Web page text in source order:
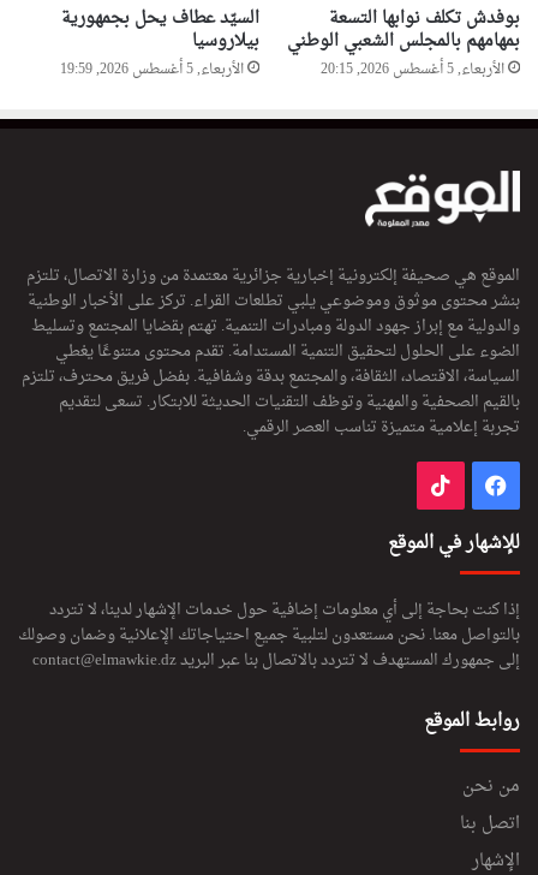
بوفدش تكلف نوابها التسعة
بمهامهم بالمجلس الشعبي الوطني
الأربعاء, 5 أغسطس 2026, 20:15
السيّد عطاف يحل بجمهورية
بيلاروسيا
الأربعاء, 5 أغسطس 2026, 19:59
الموقع هي صحيفة إلكترونية إخبارية جزائرية معتمدة من وزارة الاتصال، تلتزم
بنشر محتوى موثوق وموضوعي يلبي تطلعات القراء. تركز على الأخبار الوطنية
والدولية مع إبراز جهود الدولة ومبادرات التنمية. تهتم بقضايا المجتمع وتسليط
الضوء على الحلول لتحقيق التنمية المستدامة. تقدم محتوى متنوعًا يغطي
السياسة، الاقتصاد، الثقافة، والمجتمع بدقة وشفافية. بفضل فريق محترف، تلتزم
بالقيم الصحفية والمهنية وتوظف التقنيات الحديثة للابتكار. تسعى لتقديم
تجربة إعلامية متميزة تناسب العصر الرقمي.
فيسبوك
للإشهار في الموقع
إذا كنت بحاجة إلى أي معلومات إضافية حول خدمات الإشهار لدينا، لا تتردد
بالتواصل معنا. نحن مستعدون لتلبية جميع احتياجاتك الإعلانية وضمان وصولك
إلى جمهورك المستهدف لا تتردد بالاتصال بنا عبر البريدcontact@elmawkie.dz
روابط الموقع
من نحن
اتصل بنا
الإشهار